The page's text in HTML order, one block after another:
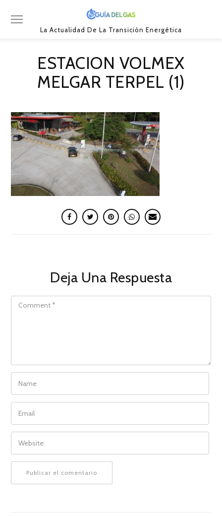
La Actualidad De La Transición Energética
ESTACION VOLMEX
MELGAR TERPEL (1)
Deja Una Respuesta
COMMENT
NAME
EMAIL
WEBSITE